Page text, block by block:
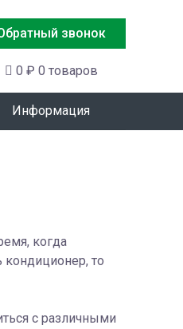
звонок
0 ₽ 0 товаров
Информация
когда
то
с различными